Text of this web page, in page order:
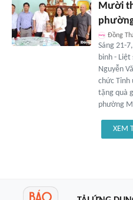
Mười
Đồng
Sáng 21-
binh - Liệt
Nguyễn
chức Tỉnh
tặng quà
phường
XEM